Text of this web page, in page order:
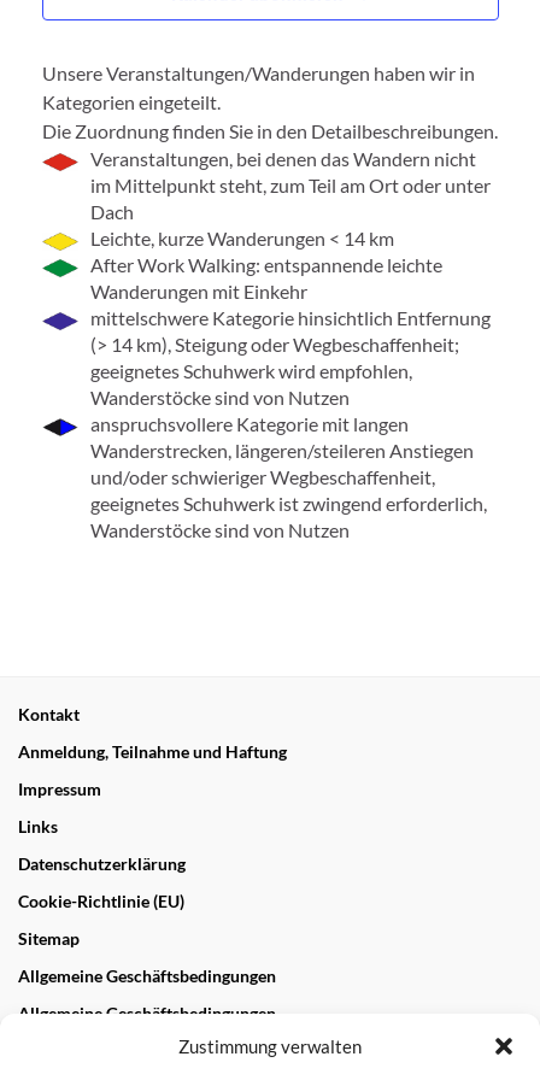
Zustimmung verwalten
Unsere Veranstaltungen/Wanderungen haben wir in
Kategorien eingeteilt.
Die Zuordnung finden Sie in den Detailbeschreibungen.
Veranstaltungen, bei denen das Wandern nicht
im Mittelpunkt steht, zum Teil am Ort oder unter
Dach
Leichte, kurze Wanderungen < 14 km
After Work Walking: entspannende leichte
Wanderungen mit Einkehr
mittelschwere Kategorie hinsichtlich Entfernung
(> 14 km), Steigung oder Wegbeschaffenheit;
geeignetes Schuhwerk wird empfohlen,
Wanderstöcke sind von Nutzen
anspruchsvollere Kategorie mit langen
Wanderstrecken, längeren/steileren Anstiegen
und/oder schwieriger Wegbeschaffenheit,
geeignetes Schuhwerk ist zwingend erforderlich,
Wanderstöcke sind von Nutzen
Kontakt
Anmeldung, Teilnahme und Haftung
Impressum
Links
Datenschutzerklärung
Cookie-Richtlinie (EU)
Sitemap
Allgemeine Geschäftsbedingungen
Allgemeine Geschäftsbedingungen